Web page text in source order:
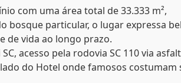
com uma área total de 33.333 m²,
particular, o lugar expressa
de vida ao longo prazo.
acesso pela rodovia SC 110 via
do Hotel onde famosos costumam